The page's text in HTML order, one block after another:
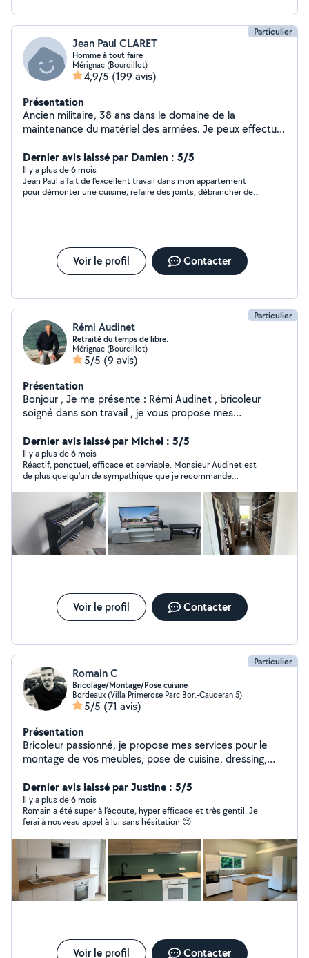
Particulier
Jean Paul CLARET
Homme à tout faire
Mérignac (Bourdillot)
4,9/5 (199 avis)
Présentation
Ancien militaire, 38 ans dans le domaine de la
maintenance du matériel des armées. Je peux effectuer
diverses et autres...Aide à la personne pour les
courses...
Dernier avis laissé par Damien : 5/5
Il y a plus de 6 mois
Jean Paul a fait de l'excellent travail dans mon appartement
pour démonter une cuisine, refaire des joints, débrancher de
Voir le profil Contacter
Particulier
Rémi Audinet
Retraité du temps de libre.
Mérignac (Bourdillot)
5/5 (9 avis)
Présentation
Bonjour , Je me présente : Rémi Audinet , bricoleur
soigné dans son travail , je vous propose mes
plus grand soin le travail que vous demander , à l'écoute
de vos attentes. Je possède le matèriel et l'outillage ,
pour pouvoir réaliser , le montage de meubles ,
également la pose de parquet. A la retraite j'ai du
temps de libre.
Dernier avis laissé par Michel : 5/5
Il y a plus de 6 mois
Réactif, ponctuel, efficace et serviable. Monsieur Audinet est
de plus quelqu'un de sympathique que je recommande
Voir le profil Contacter
Particulier
Romain C
Bricolage/Montage/Pose cuisine
Bordeaux (Villa Primerose Parc Bor.-Cauderan 5)
5/5 (71 avis)
Présentation
Bricoleur passionné, je propose mes services pour le
montage de vos meubles, pose de cuisine, dressing,
Récemment diplômé en construction bois, j'étudie vos
projets d'abri de jardin, dépendance, terrasse, clôture
Dernier avis laissé par Justine : 5/5
Il y a plus de 6 mois
Romain a été super à l’écoute, hyper efficace et très gentil. Je
ferai à nouveau appel à lui sans hésitation 😊
Voir le profil Contacter